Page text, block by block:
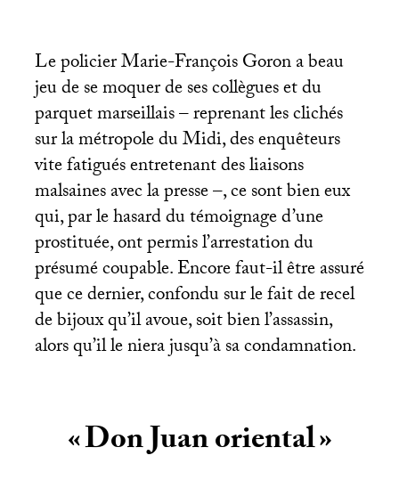
Le policier Marie-François Goron a beau
jeu de se moquer de ses collègues et du
parquet marseillais – reprenant les clichés
sur la métropole du Midi, des enquêteurs
vite fatigués entretenant des liaisons
malsaines avec la presse –, ce sont bien eux
qui, par le hasard du témoignage d’une
prostituée, ont permis l’arrestation du
présumé coupable. Encore faut-il être assuré
que ce dernier, confondu sur le fait de recel
de bijoux qu’il avoue, soit bien l’assassin,
alors qu’il le niera jusqu’à sa condamnation.
«Don Juan oriental»